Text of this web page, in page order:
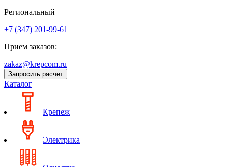
Региональный
+7 (347) 201-99-61
Прием заказов:
zakaz@krepcom.ru
Запросить расчет
Каталог
Крепеж
Электрика